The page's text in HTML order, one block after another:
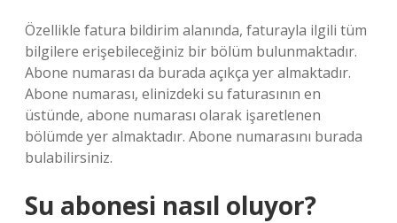
Özellikle fatura bildirim alanında, faturayla ilgili tüm
bilgilere erişebileceğiniz bir bölüm bulunmaktadır.
Abone numarası da burada açıkça yer almaktadır.
Abone numarası, elinizdeki su faturasının en
üstünde, abone numarası olarak işaretlenen
bölümde yer almaktadır. Abone numarasını burada
bulabilirsiniz.
Su abonesi nasıl oluyor?